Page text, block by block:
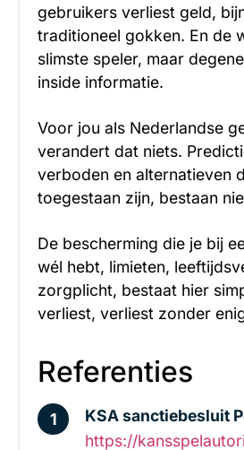
gebruikers verliest geld,
traditioneel gokken. En de
slimste speler, maar
inside informatie.
Voor jou als Nederlandse
verandert dat niets.
verboden en alternatieven
toegestaan zijn, bestaan
De bescherming die je bij
wél hebt, limieten,
zorgplicht, bestaat hier
verliest, verliest zonder
Referenties
KSA sanctiebesluit
https://